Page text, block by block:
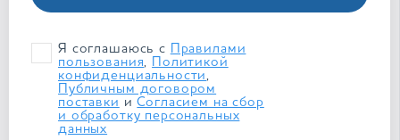
Я соглашаюсь с
Правилами
пользования,
Политикой
конфиденциальности,
Публичным договором
поставки иСогласием на сбор
и обработку персональных
данных
ДОСТАВКА ВОДЫ В ОФИС